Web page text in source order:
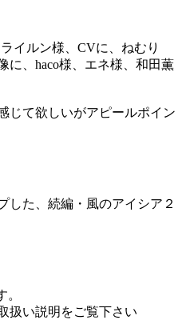
イルン様、CVに、ねむり
に、haco様、エネ様、和田薫
じて欲しいがアピールポイン
した、続編・風のアイシア２
扱い説明をご覧下さい